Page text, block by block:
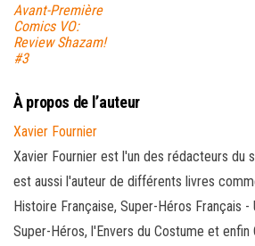
Avant-Première
Comics VO:
Review Shazam!
#3
À propos de l’auteur
Xavier Fournier
Xavier Fournier est l'un des rédacteurs du
est aussi l'auteur de différents livres
Histoire Française, Super-Héros Français
Super-Héros, l'Envers du Costume et enfin